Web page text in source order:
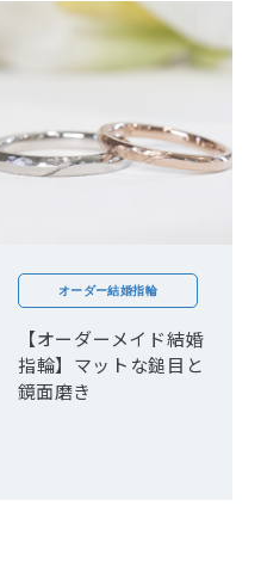
オーダー結婚指輪
【オーダーメイド結婚
指輪】マットな鎚目と
鏡面磨き